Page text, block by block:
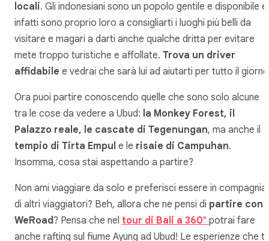
locali. Gli indonesiani sono un popolo gentile e disponibile e
infatti sono proprio loro a consigliarti i luoghi più belli da
visitare e magari a darti anche qualche dritta per evitare
mete troppo turistiche e affollate. Trova un driver
affidabile e vedrai che sarà lui ad aiutarti per tutto il
Ora puoi partire conoscendo quelle che sono solo alcune
tra le cose da vedere a Ubud: la Monkey Forest, il
Palazzo reale, le cascate di Tegenungan, ma anche il
tempio di Tirta Empul e le risaie di Campuhan.
Insomma, cosa stai aspettando a partire?
Non ami viaggiare da solo e preferisci essere in compagnia
di altri viaggiatori? Beh, allora che ne pensi di partire con
WeRoad? Pensa che nel tour di Bali a 360° potrai fare
anche rafting sul fiume Ayung ad Ubud! Le esperienze che ti